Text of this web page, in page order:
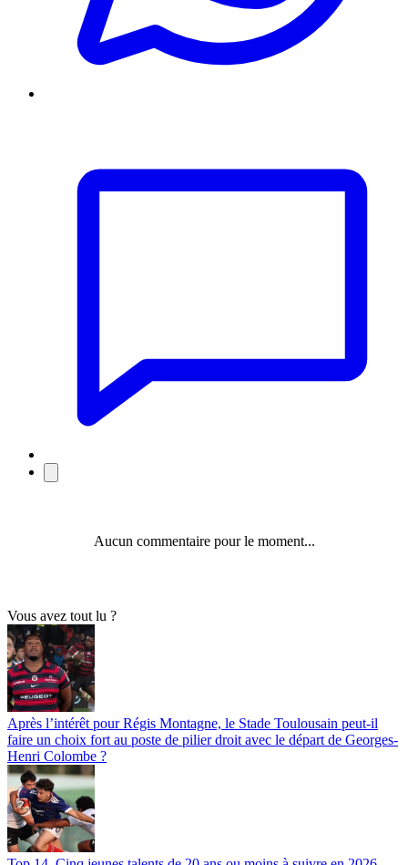
Aucun commentaire pour le moment...
Vous avez tout lu ?
Après l’intérêt pour Régis Montagne, le Stade Toulousain peut-il
faire un choix fort au poste de pilier droit avec le départ de Georges-
Henri Colombe ?